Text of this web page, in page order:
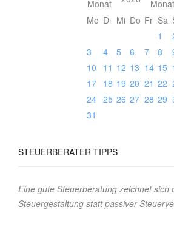
Mo Di Mi Do Fr Sa
1
3
4 5 6 7 8
10
11 12 13 14 15
17
18 19 20 21 22
24 25 26 27 28 29
31
STEUERBERATER TIPPS
Eine gute Steuerberatung zeichnet sich
Steuergestaltung statt passiver